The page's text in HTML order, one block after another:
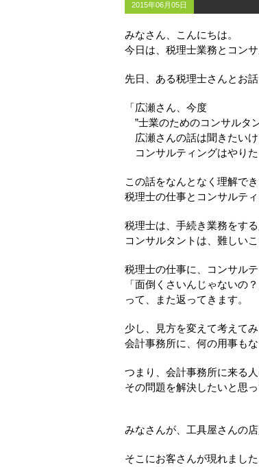
2015年06月05日
みなさん、こんにちは。
今日は、税理士業務とコン
先日、ある税理士さんとお話
「広瀬さん、今度
”士業のためのコンサルタ
広瀬さんの話は聞きたい
コンサルティングはやり
この話をなんとなく理解でき
税理士の仕事とコンサルテ
税理士は、手続き業務をする
コンサルタントは、難しい
税理士の仕事に、コンサル
「面倒くさいんじゃないの？
って、また返ってきます。
少し、見方を変えて考えてみ
会計事務所に、何の用事も
つまり、会計事務所に来る
その問題を解決したいと思
みなさんが、工具屋さんの店
そこにお客さんが現れました